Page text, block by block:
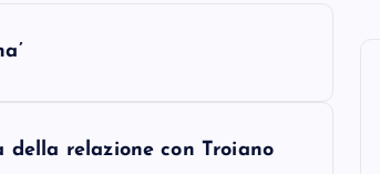
della relazione con Troiano